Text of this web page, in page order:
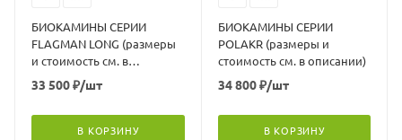
БИОКАМИНЫ СЕРИИ
FLAGMAN LONG (размеры
и стоимость см. в
описании)
33 500₽/шт
В КОРЗИНУ
БИОКАМИНЫ СЕРИИ
POLAKR (размеры и
стоимость см. в описании)
34 800₽/шт
В КОРЗИНУ